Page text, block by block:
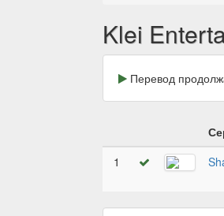
Klei
Перевод
1